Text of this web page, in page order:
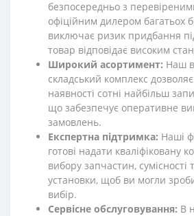
безпосередньо з
офіційним дилером багатьох
виключає ризик придбання
товар відповідає високим
Широкий асортимент: Наш
складський комплекс
наявності сотні найбільш
що забезпечує оперативне
замовлень.
Експертна підтримка: Наші
готові надати кваліфіковану
вибору запчастин, сумісності
установки, щоб ви могли
вибір.
Сервісне обслуговування: В